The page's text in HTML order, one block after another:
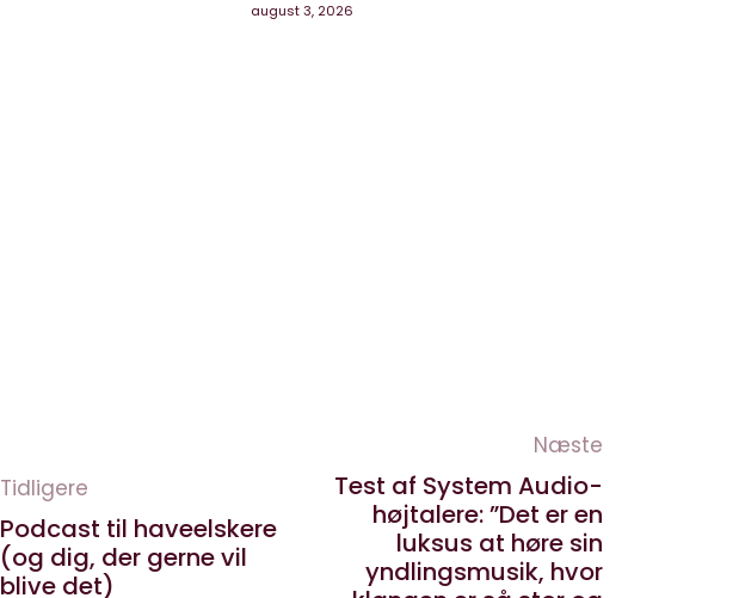
august 3, 2026
Tidligere
Podcast til haveelskere
(og dig, der gerne vil
blive det)
Næste
Test af System Audio-
højtalere: ”Det er en
luksus at høre sin
yndlingsmusik, hvor